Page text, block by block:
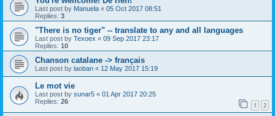
Last post by Manuela « 05 Oct 2017 08:51
Replies: 3
"There is no tiger" -- translate to any and all languages
Last post by Texoex « 09 Sep 2017 23:17
Replies: 10
Chanson catalane -> français
Last post by laoban « 12 May 2017 15:19
Le mot vie
Last post by sunar5 « 01 Apr 2017 20:25
Replies: 26 1 2